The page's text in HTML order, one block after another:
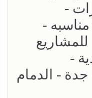
-
مناسبه -
-
- الدمام